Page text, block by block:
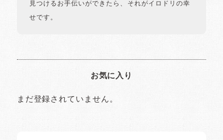
見つけるお手伝いができたら、それがイロドリの幸
せです。
お気に入り
まだ登録されていません。